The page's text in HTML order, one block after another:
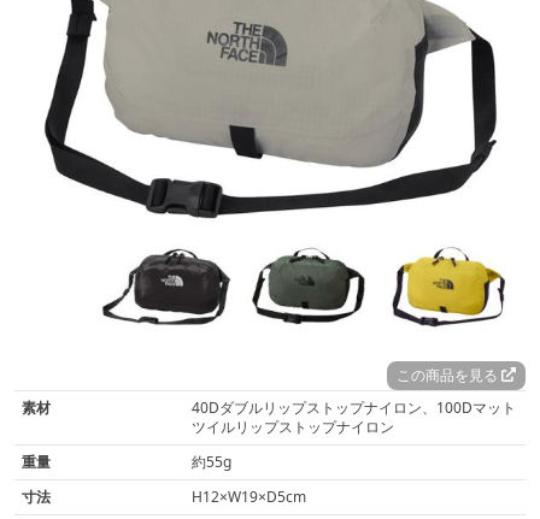
この商品を見る
素材
40Dダブルリップストップナイロン、100Dマット
ツイルリップストップナイロン
重量
約55g
寸法
H12×W19×D5cm